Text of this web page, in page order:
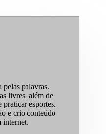
pelas palavras.
livres, além de
praticar esportes.
e crio conteúdo
internet.